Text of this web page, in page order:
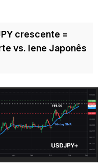
crescente =
vs. Iene Japonês